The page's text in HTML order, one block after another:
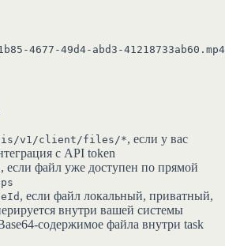
4677-49d4-abd3-
v1/client/files/*, если у вас
с API token
, если файл уже доступен по прямой
, если файл локальный, приватный,
внутри вашей системы
содержимое файла внутри task